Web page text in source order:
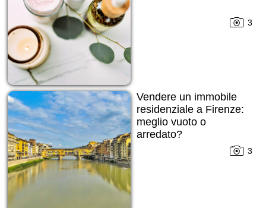
3
Vendere un immobile
residenziale a Firenze:
meglio vuoto o
arredato?
3